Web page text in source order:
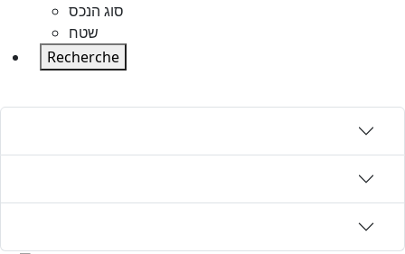
סוג הנכס
שטח
Recherche